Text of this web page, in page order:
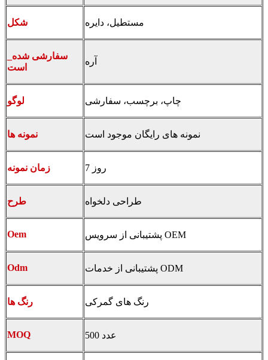
شکل مستطیل، دایره
است
آره
لوگو چاپ، برچسب، سفارشی
نمونه ها نمونه های رایگان موجود است
زمان نمونه 7 روز
طرح طراحی دلخواه
Oem پشتیبانی از سرویس OEM
Odm پشتیبانی از خدمات ODM
رنگ ها رنگ های گمرکی
MOQ 500 عدد